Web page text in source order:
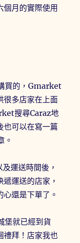
個月的實際使用
買的，Gmarket
很多店家在上面
搜尋Caraz地
也可以在寫一篇
。
運送時間後，
運送的店家，
還是下單了。
堡就已經到貨
禮拜！店家我也